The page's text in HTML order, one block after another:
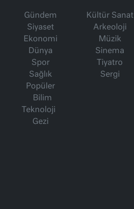
Gündem
Siyaset
Ekonomi
Dünya
Spor
Sağlık
Popüler
Bilim
Teknoloji
Gezi
Kültür Sanat
Arkeoloji
Müzik
Sinema
Tiyatro
Sergi